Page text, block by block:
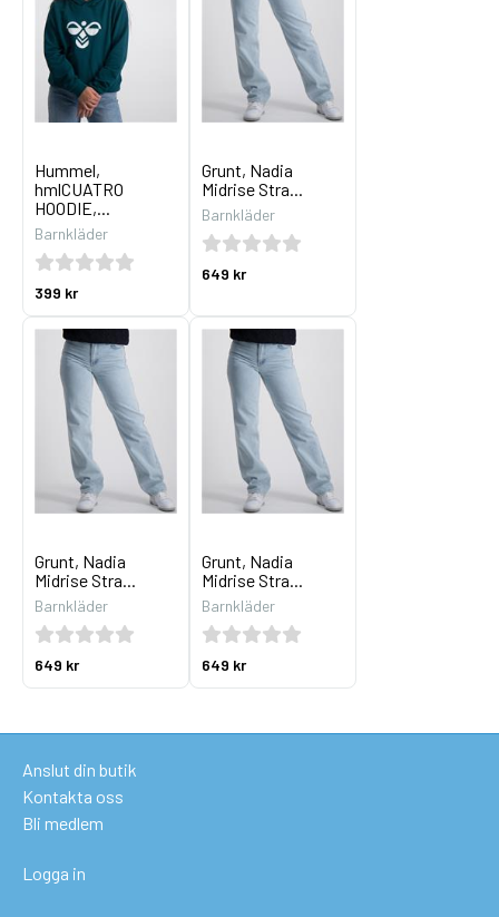
Hummel,
hmlCUATRO
HOODIE,...
Barnkläder
399 kr
Grunt, Nadia
Midrise Stra...
Barnkläder
649 kr
Grunt, Nadia
Midrise Stra...
Barnkläder
649 kr
Grunt, Nadia
Midrise Stra...
Barnkläder
649 kr
Anslut din butik
Kontakta oss
Bli medlem
Logga in